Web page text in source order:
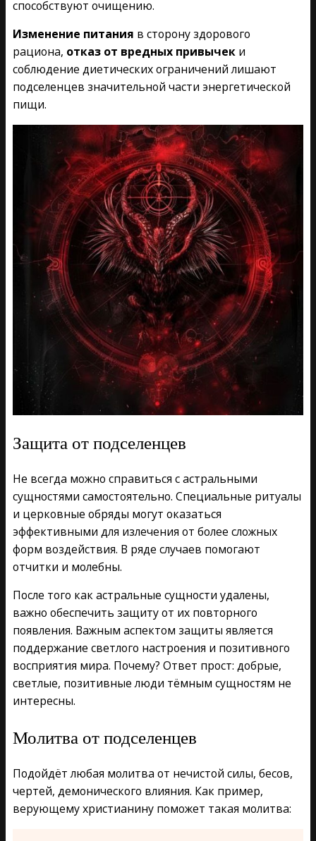
способствуют очищению.
Изменение питания в сторону здорового
рациона, отказ от вредных привычек и
соблюдение диетических ограничений лишают
подселенцев значительной части энергетической
пищи.
Защита от подселенцев
Не всегда можно справиться с астральными
сущностями самостоятельно. Специальные ритуалы
и церковные обряды могут оказаться
эффективными для излечения от более сложных
форм воздействия. В ряде случаев помогают
отчитки и молебны.
После того как астральные сущности удалены,
важно обеспечить защиту от их повторного
появления. Важным аспектом защиты является
поддержание светлого настроения и позитивного
восприятия мира. Почему? Ответ прост: добрые,
светлые, позитивные люди тёмным сущностям не
интересны.
Молитва от подселенцев
Подойдёт любая молитва от нечистой силы, бесов,
чертей, демонического влияния. Как пример,
верующему христианину поможет такая молитва: